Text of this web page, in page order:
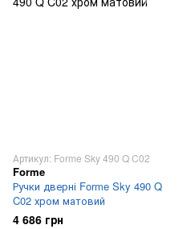
Артикул: Forme Sky 490 Q C02
Forme
Ручки дверні Forme Sky 490 Q
C02 хром матовий
4 686 грн